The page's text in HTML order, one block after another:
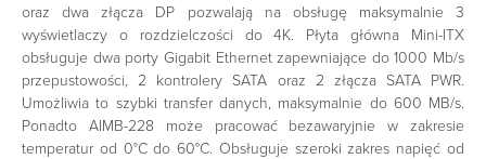
oraz dwa złącza DP pozwalają na obsługę maksymalnie 3
wyświetlaczy o rozdzielczości do 4K. Płyta główna Mini-ITX
obsługuje dwa porty Gigabit Ethernet zapewniające do 1000 Mb/s
przepustowości, 2 kontrolery SATA oraz 2 złącza SATA PWR.
Umożliwia to szybki transfer danych, maksymalnie do 600 MB/s.
Ponadto AIMB-228 może pracować bezawaryjnie w zakresie
temperatur od 0°C do 60°C. Obsługuje szeroki zakres napięć od